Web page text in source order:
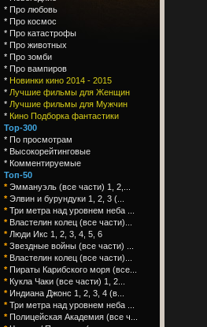
*Про любовь
*Про космос
*Про катастрофы
*Про животных
*Про зомби
*Про вампиров
* Новинки кино 2014 - 2015
* Лучшие фильмы для Женщин
* Лучшие фильмы для Мужчин
* Кино Подборка фантастики
Top-300
*По просмотрам
* Высокорейтинговые
* Комментируемые
Топ-50
* Эммануэль (все части) 1, 2,...
* Элвин и бурундуки 1, 2, 3 (...
* Три метра над уровнем неба ...
* Властелин колец (все части)...
* Люди Икс 1, 2, 3, 4, 5, 6
* Звездные войны (все части) ...
* Властелин колец (все части)...
* Пираты Карибского моря (все...
* Кукла Чаки (все части) 1, 2...
* Индиана Джонс 1, 2, 3, 4 (в...
* Три метра над уровнем неба ...
* Полицейская Академия (все ч...